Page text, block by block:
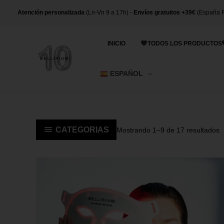
Atención personalizada (Ln-Vn 9 a 17h) - Envíos gratuitos +39€ (España
INICIO TODOS LOS PRODUCTOS
ESPAÑOL
CATEGORIAS Mostrando 1–9 de 17 resultados